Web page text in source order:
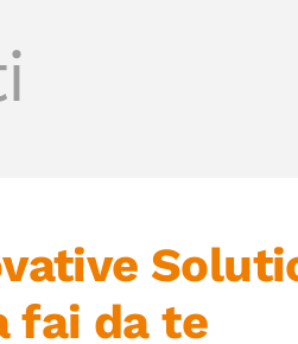
fai da te